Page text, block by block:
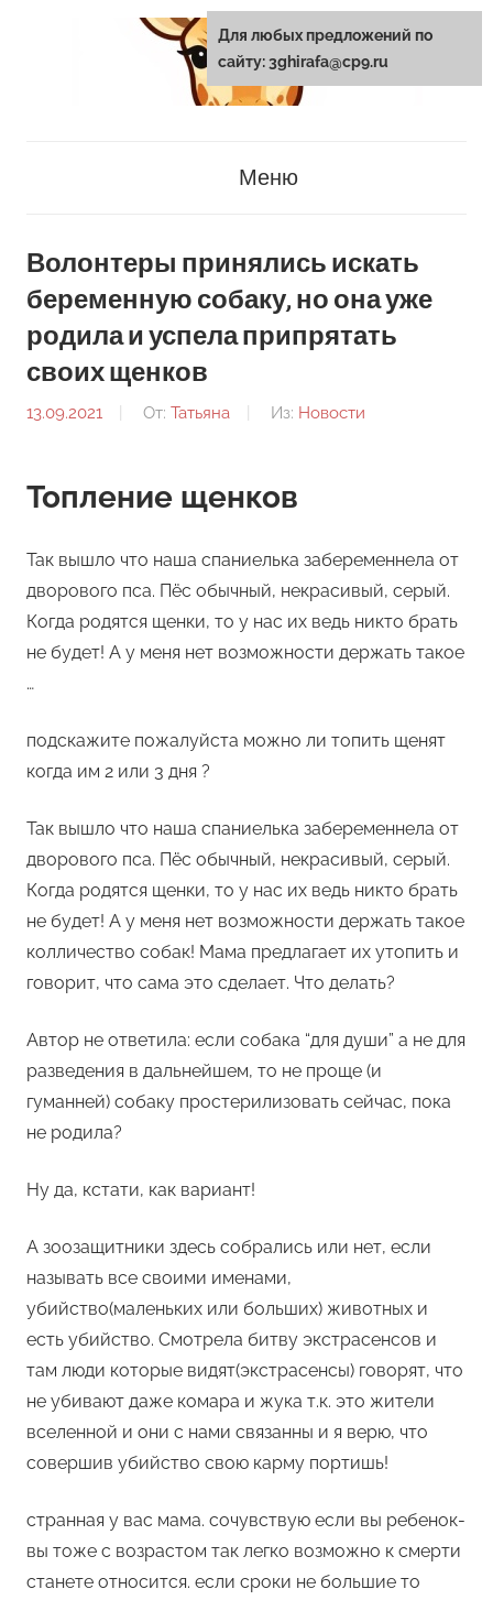
Меню
Волонтеры принялись искать
беременную собаку, но она уже
родила и успела припрятать
своих щенков
13.09.2021 От: Татьяна Из: Новости
Топление щенков
Так вышло что наша спаниелька забеременнела от
дворового пса. Пёс обычный, некрасивый, серый.
Когда родятся щенки, то у нас их ведь никто брать
не будет! А у меня нет возможности держать такое
…
подскажите пожалуйста можно ли топить щенят
когда им 2 или 3 дня ?
Так вышло что наша спаниелька забеременнела от
дворового пса. Пёс обычный, некрасивый, серый.
Когда родятся щенки, то у нас их ведь никто брать
не будет! А у меня нет возможности держать такое
колличество собак! Мама предлагает их утопить и
говорит, что сама это сделает. Что делать?
Автор не ответила: если собака “для души” а не для
разведения в дальнейшем, то не проще (и
гуманней) собаку простерилизовать сейчас, пока
не родила?
Ну да, кстати, как вариант!
А зоозащитники здесь собрались или нет, если
называть все своими именами,
убийство(маленьких или больших) животных и
есть убийство. Смотрела битву экстрасенсов и
там люди которые видят(экстрасенсы) говорят, что
не убивают даже комара и жука т.к. это жители
вселенной и они с нами связанны и я верю, что
совершив убийство свою карму портишь!
странная у вас мама. сочувствую если вы ребенок-
вы тоже с возрастом так легко возможно к смерти
станете относится. если сроки не большие то
Для любых предложений по
сайту: 3ghirafa@cp9.ru